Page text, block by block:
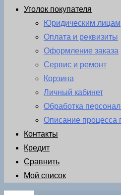
Уголок покупателя
Юридическим лицам
Оплата и реквизиты
Оформление заказа
Сервис и ремонт
Корзина
Личный кабинет
Обработка
Описание процесса
Контакты
Кредит
Сравнить
Мой список